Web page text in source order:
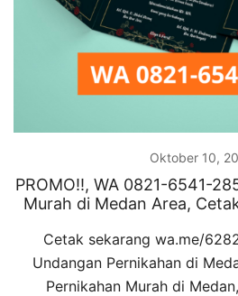
Oktober 10,
PROMO!!, WA 0821-6541-
Murah di Medan Area,
Cetak sekarang wa.me/
Undangan Pernikahan di
Pernikahan Murah di